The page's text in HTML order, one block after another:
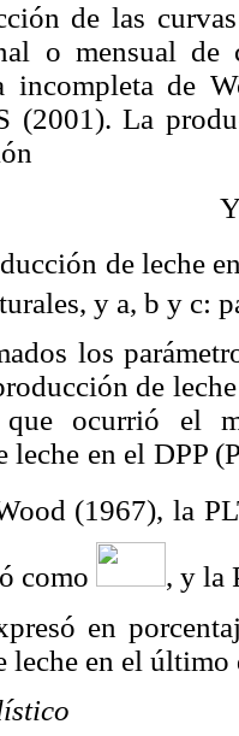
de las
o mensual
incompleta de
(2001). La
de leche
y a, b y c:
los
de
que ocurrió el
leche en el DPP
(1967), la
como , y la
en
leche en el último